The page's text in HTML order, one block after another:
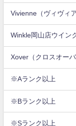
Vivienne（ヴィヴィ
Winkle岡山店ウイン
Xover（クロスオー
※Aランク以上
※Bランク以上
※Sランク以上